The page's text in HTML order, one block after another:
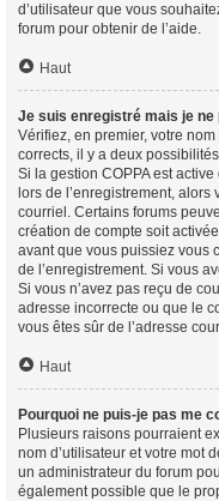
d’utilisateur que vous
forum pour obtenir de l’aide.
Haut
Je suis enregistré mais je
Vérifiez, en premier, votre
corrects, il y a deux
Si la gestion COPPA est
lors de l’enregistrement,
courriel. Certains forums
création de compte soit
avant que vous puissiez vous
de l’enregistrement. Si vous
Si vous n’avez pas reçu de
adresse incorrecte ou que le
vous êtes sûr de l’adresse
Haut
Pourquoi ne puis-je pas me
Plusieurs raisons pourraient
nom d’utilisateur et votre mot
un administrateur du forum
également possible que le